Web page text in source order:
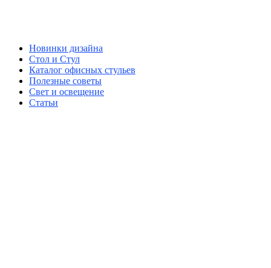
Новинки дизайна
Стол и Стул
Каталог офисных стульев
Полезные советы
Свет и освещение
Статьи